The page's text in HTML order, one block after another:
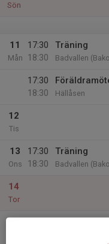
Sön
11
Mån
17:30
18:30
Träning
Badvallen
17:30
18:30
Hällåsen
12
Tis
13
Ons
17:30
18:30
Träning
Badvallen
14
Tor